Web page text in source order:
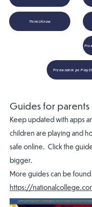
ThinkUKnow
Przewodnik po
Guides for parents
Keep updated with apps
children are playing and
safe online. Click the
bigger.
More guides can be found
https://